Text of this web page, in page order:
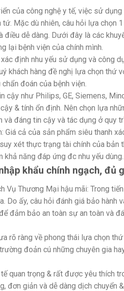
của công nghệ y tế, việc sử
Mặc dù nhiên, câu hỏi lựa chọn
điều dễ dàng. Dưới đây là các
lại bệnh viện của chính mình.
định nhu yếu sử dụng và công
khách hàng đề nghị lựa chọn thứ
đoán của bệnh viện.
cậy như Philips, GE, Siemens,
& tính ổn định. Nên chọn lựa
đáng tin cậy và tác dụng ở quy
cả của sản phẩm siêu thanh
xét thực trạng tài chính của bản
năng đáp ứng đc nhu yếu dùng.
khẩu chính ngạch, đủ
Vụ Thương Mại hậu mãi: Trong
ấy, câu hỏi đánh giá bảo hành
đảm bảo an toàn sự an toàn và
rõ ràng về phong thái lựa chọn
đoản cú những chuyên gia
quan trọng & rất được yêu thích
đơn giản và dễ dàng dịch chuyển